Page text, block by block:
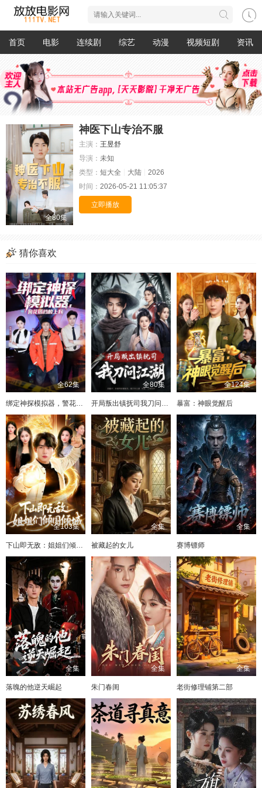
首页 电影 连续剧 综艺 动漫 视频短剧 资讯
全80集
神医下山专治不服
主演： 王昱舒
导演： 未知
类型： 短大全 大陆
2026
时间： 2026-05-21 11:05:37
立即播放
猜你喜欢
全62集 全80集 全124集
暴富：神眼觉醒后
全103集 全集
被藏起的女儿
全集
赛博镖师
全集
落魄的他逆天崛起
全集
朱门春闺
全集
老街修理铺第二部